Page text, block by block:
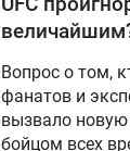
Вопрос о том,
фанатов и
вызвало
бойцом всех